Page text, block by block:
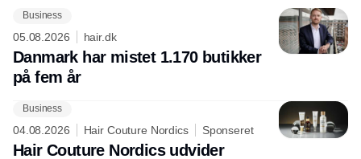
Business
05.08.2026 hair.dk
Danmark har mistet 1.170 butikker
på fem år
Business
04.08.2026 Hair Couture Nordics Sponseret
Hair Couture Nordics udvider